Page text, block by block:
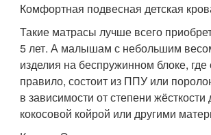
Комфортная подвесная детская
Такие матрасы лучше всего
5 лет. А малышам с небольшим
изделия на беспружинном блоке, где
правило, состоит из ППУ или
в зависимости от степени
кокосовой койрой или другими